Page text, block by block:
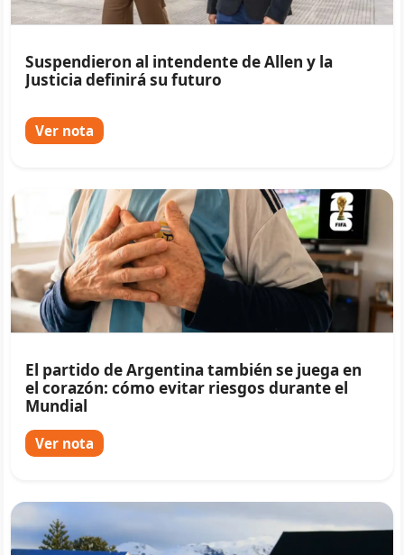
Suspendieron al intendente de Allen y la
Justicia definirá su futuro
Ver nota
El partido de Argentina también se juega en
el corazón: cómo evitar riesgos durante el
Mundial
Ver nota